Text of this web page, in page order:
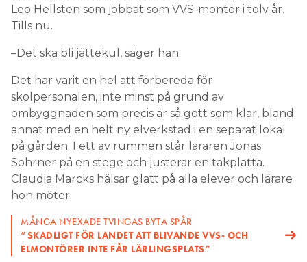
Leo Hellsten som jobbat som VVS-montör i tolv år.
Tills nu.
–Det ska bli jättekul, säger han.
Det har varit en hel att förbereda för
skolpersonalen, inte minst på grund av
ombyggnaden som precis är så gott som klar, bland
annat med en helt ny elverkstad i en separat lokal
på gården. I ett av rummen står läraren Jonas
Sohrner på en stege och justerar en takplatta.
Claudia Marcks hälsar glatt på alla elever och lärare
hon möter.
MÅNGA NYEXADE TVINGAS BYTA SPÅR
”SKADLIGT FÖR LANDET ATT BLIVANDE VVS- OCH
ELMONTÖRER INTE FÅR LÄRLINGSPLATS”